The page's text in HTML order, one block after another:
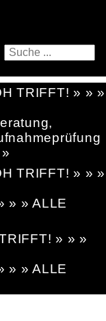
TRIFFT! » » »
TRIFFT! » » »
» » ALLE
» » »
» » ALLE